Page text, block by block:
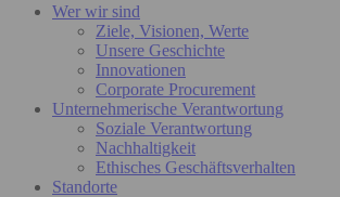
Wer wir sind
Ziele, Visionen, Werte
Unsere Geschichte
Innovationen
Corporate Procurement
Unternehmerische Verantwortung
Soziale Verantwortung
Nachhaltigkeit
Ethisches Geschäftsverhalten
Standorte